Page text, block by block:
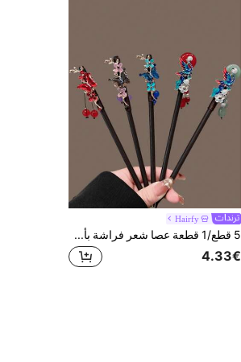
Hairfy
5 قطع/1 قطعة عصا شعر فراشة بأسلوب قديم بسيط مع شرابة، دبوس شعر من خشب الأبنوس الاصطناعي لتصفيف الكعكة
4.33€